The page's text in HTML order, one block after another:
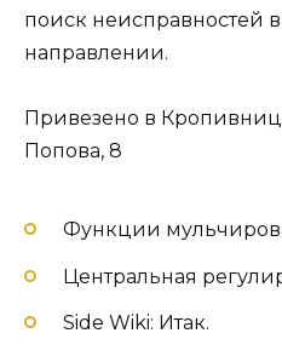
поиск неисправностей
направлении.
Привезено в
Попова, 8
Функции
Центральная
Side Wiki: Итак.